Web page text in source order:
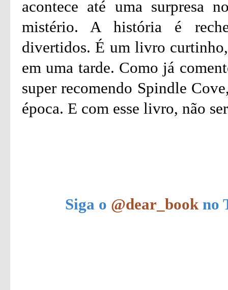
acontece até uma surpresa
mistério. A história é
divertidos. É um livro
em uma tarde. Como já
super recomendo Spindle
época. E com esse livro, não
Siga o @dear_book no